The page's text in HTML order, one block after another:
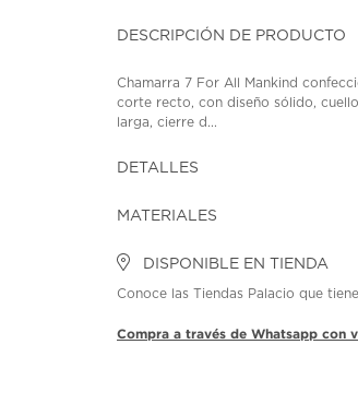
DESCRIPCIÓN DE PRODUCTO
Chamarra 7 For All Mankind
corte recto, con diseño sólido,
larga, cierre d...
DETALLES
MATERIALES
DISPONIBLE EN TIENDA
Conoce las Tiendas Palacio que
Compra a través de Whatsapp con